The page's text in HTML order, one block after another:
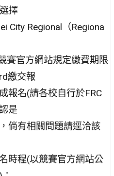
擇
City Regional（Regiona
賽官方網站規定繳費期限
繳交報
報名(請各校自行於FRC
是
倘有相關問題請逕洽該
時程(以競賽官方網站公